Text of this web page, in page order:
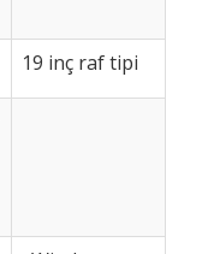
19 inç raf tipi